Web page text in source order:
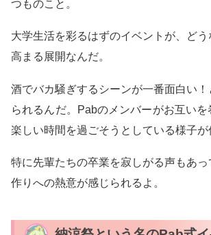
つものこと。
大学生活を彩るはずのイベントが、ど
高まる展開なんだ。
酒でバカ騒ぎするシーンが一番面白い
られるんだ。Pabのメンバーがお互いを
楽しい時間を過ごそうとしている様子が
特に先輩たちの卒業を寂しがる声もあ
作りへの熱意が感じられるよ。